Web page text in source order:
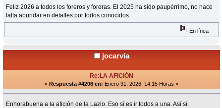
Feliz 2026 a todos los foreros y foreras. El 2025 ha sido paupérrimo, no hace
falta abundar en detalles por todos conocidos.
En línea
jocarvia
Re:LA AFICIÓN
« Respuesta #4206 en: Enero 31, 2026, 14:15 Horas »
Enhorabuena a la afición de la Lazio. Eso sí es ir todos a una. Así si.